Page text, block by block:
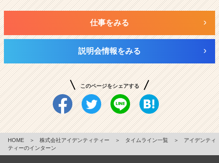
仕事をみる
説明会情報をみる
このページをシェアする
HOME ＞ 株式会社アイデンティティー ＞ タイムライン一覧 ＞
アイデンティ
ティーのインターン